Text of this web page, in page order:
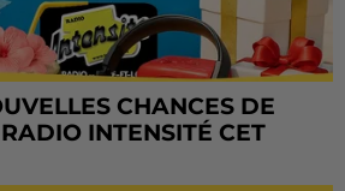
CHANCES DE
INTENSITÉ CET